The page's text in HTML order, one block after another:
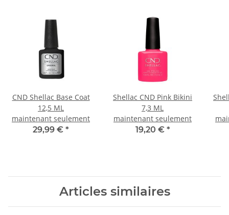
CND Shellac Base Coat
12,5 ML
maintenant seulement
29,99 € *
Shellac CND Pink Bikini
7,3 ML
maintenant seulement
19,20 € *
Articles similaires